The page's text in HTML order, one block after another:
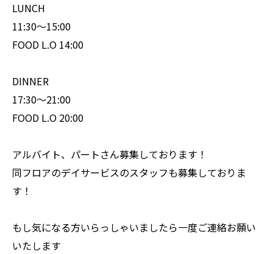
LUNCH
11:30〜15:00
FOOD L.O 14:00
DINNER
17:30〜21:00
FOOD L.O 20:00
アルバイト、パートさん募集しております！
同フロアのデイサービスのスタッフも募集しておりま
す！
もし気になる方いらっしゃいましたら一度ご連絡お願い
いたします